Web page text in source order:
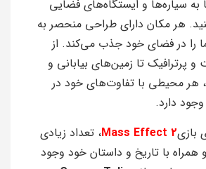
به سیاره‌ها و ایستگاه‌های فضایی
هر مکان دارای طراحی منحصر به
را در فضای خود جذب می‌کند. از
پرترافیک تا زمین‌های بیابانی و
هر محیطی با تفاوت‌های خود در
وجود دارد.
بازیMass Effect 2، تعداد زیادی
با تاریخ و داستان خود وجود